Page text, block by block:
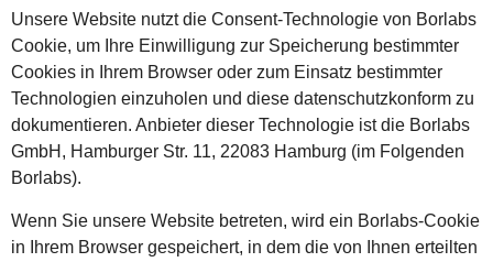
Unsere Website nutzt die Consent-Technologie von Borlabs
Cookie, um Ihre Einwilligung zur Speicherung bestimmter
Cookies in Ihrem Browser oder zum Einsatz bestimmter
Technologien einzuholen und diese datenschutzkonform zu
dokumentieren. Anbieter dieser Technologie ist die Borlabs
GmbH, Hamburger Str. 11, 22083 Hamburg (im Folgenden
Borlabs).
Wenn Sie unsere Website betreten, wird ein Borlabs-Cookie
in Ihrem Browser gespeichert, in dem die von Ihnen erteilten